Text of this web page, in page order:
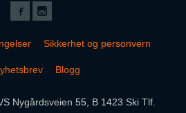
Sikkerhet og personvern
Blogg
Nygårdsveien 55, B 1423 Ski Tlf.